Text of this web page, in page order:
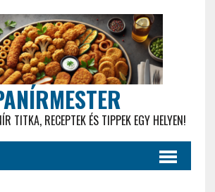
TITKA, RECEPTEK ÉS TIPPEK EGY HELYEN!